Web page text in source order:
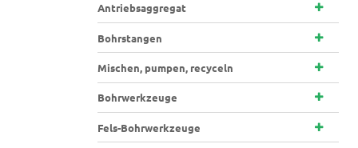
Antriebsaggregat
Bohrstangen
Mischen, pumpen, recyceln
Bohrwerkzeuge
Fels-Bohrwerkzeuge